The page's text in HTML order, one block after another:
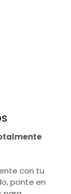
con tu
ponte en